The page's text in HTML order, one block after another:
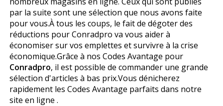
par la suite sont une sélection que nous avons faite
pour vous.À tous les coups, le fait de dégoter des
réductions pour Conradpro va vous aider à
économiser sur vos emplettes et survivre à la crise
économique.Grâce à nos Codes Avantage pour
Conradpro, il est possible de commander une grande
sélection d'articles à bas prix.Vous dénicherez
rapidement les Codes Avantage parfaits dans notre
site en ligne .